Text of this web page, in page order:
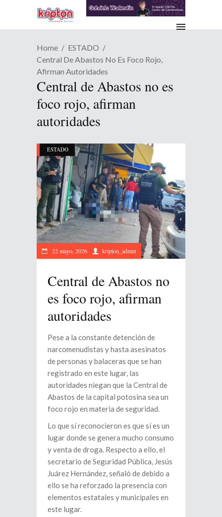
Home
ESTADO
Central De Abastos No Es Foco Rojo,
Afirman Autoridades
Central de Abastos no es
foco rojo, afirman
autoridades
ESTADO
22 mayo, 2026 kripton_admin
Central de Abastos no
es foco rojo, afirman
autoridades
Pese a la constante detención de
narcomenudistas y hasta asesinatos
de personas y balaceras que se han
registrado en este lugar, las
autoridades niegan que la Central de
Abastos de la capital potosina sea un
foco rojo en materia de seguridad.
Lo que sí reconocieron es que sí es un
lugar donde se genera mucho consumo
y venta de droga. Respecto a ello, el
secretario de Seguridad Pública, Jesús
Juárez Hernández, señaló de debido a
ello se ha reforzado la presencia con
elementos estatales y municipales en
este lugar.